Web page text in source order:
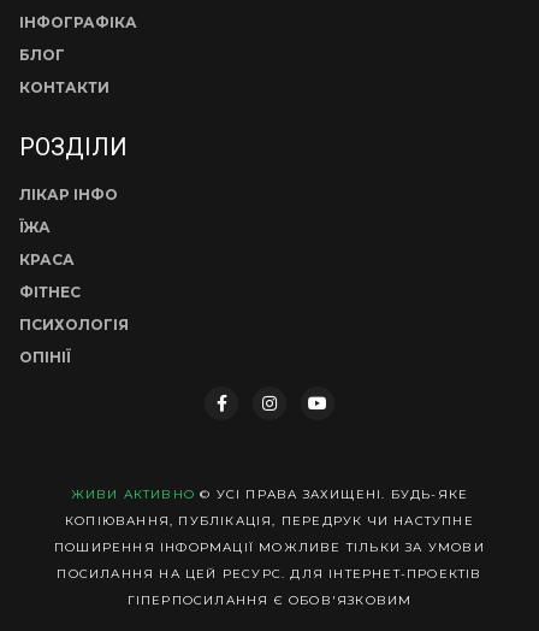
ІНФОГРАФІКА
БЛОГ
КОНТАКТИ
РОЗДІЛИ
ЛІКАР ІНФО
ЇЖА
КРАСА
ФІТНЕС
ПСИХОЛОГІЯ
ОПІНІЇ
ЖИВИ АКТИВНО © УСІ ПРАВА ЗАХИЩЕНІ. БУДЬ-ЯКЕ
КОПІЮВАННЯ, ПУБЛІКАЦІЯ, ПЕРЕДРУК ЧИ НАСТУПНЕ
ПОШИРЕННЯ ІНФОРМАЦІЇ МОЖЛИВЕ ТІЛЬКИ ЗА УМОВИ
ПОСИЛАННЯ НА ЦЕЙ РЕСУРС. ДЛЯ ІНТЕРНЕТ-ПРОЕКТІВ
ГІПЕРПОСИЛАННЯ Є ОБОВ'ЯЗКОВИМ